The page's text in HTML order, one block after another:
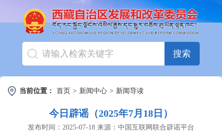
搜索
当前位置： 首页 > 新闻中心 > 新闻导读
今日辟谣（2025年7月18日）
发布时间： 2025-07-18 来源： 中国互联网联合辟谣平台